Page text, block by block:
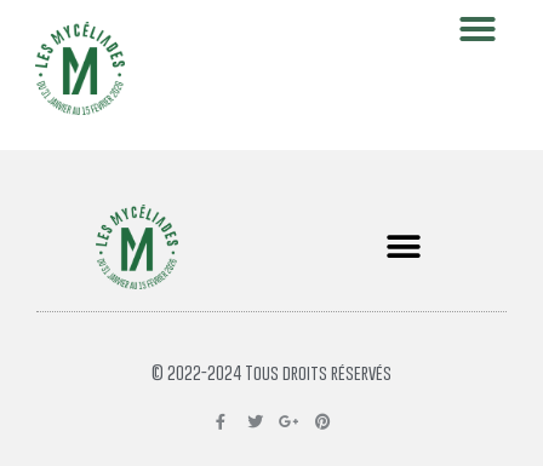
© 2022-2024 Tous droits réservés